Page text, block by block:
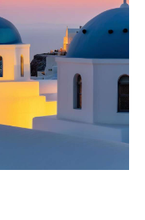
pas facilement
durée, sûrs et
davantage des